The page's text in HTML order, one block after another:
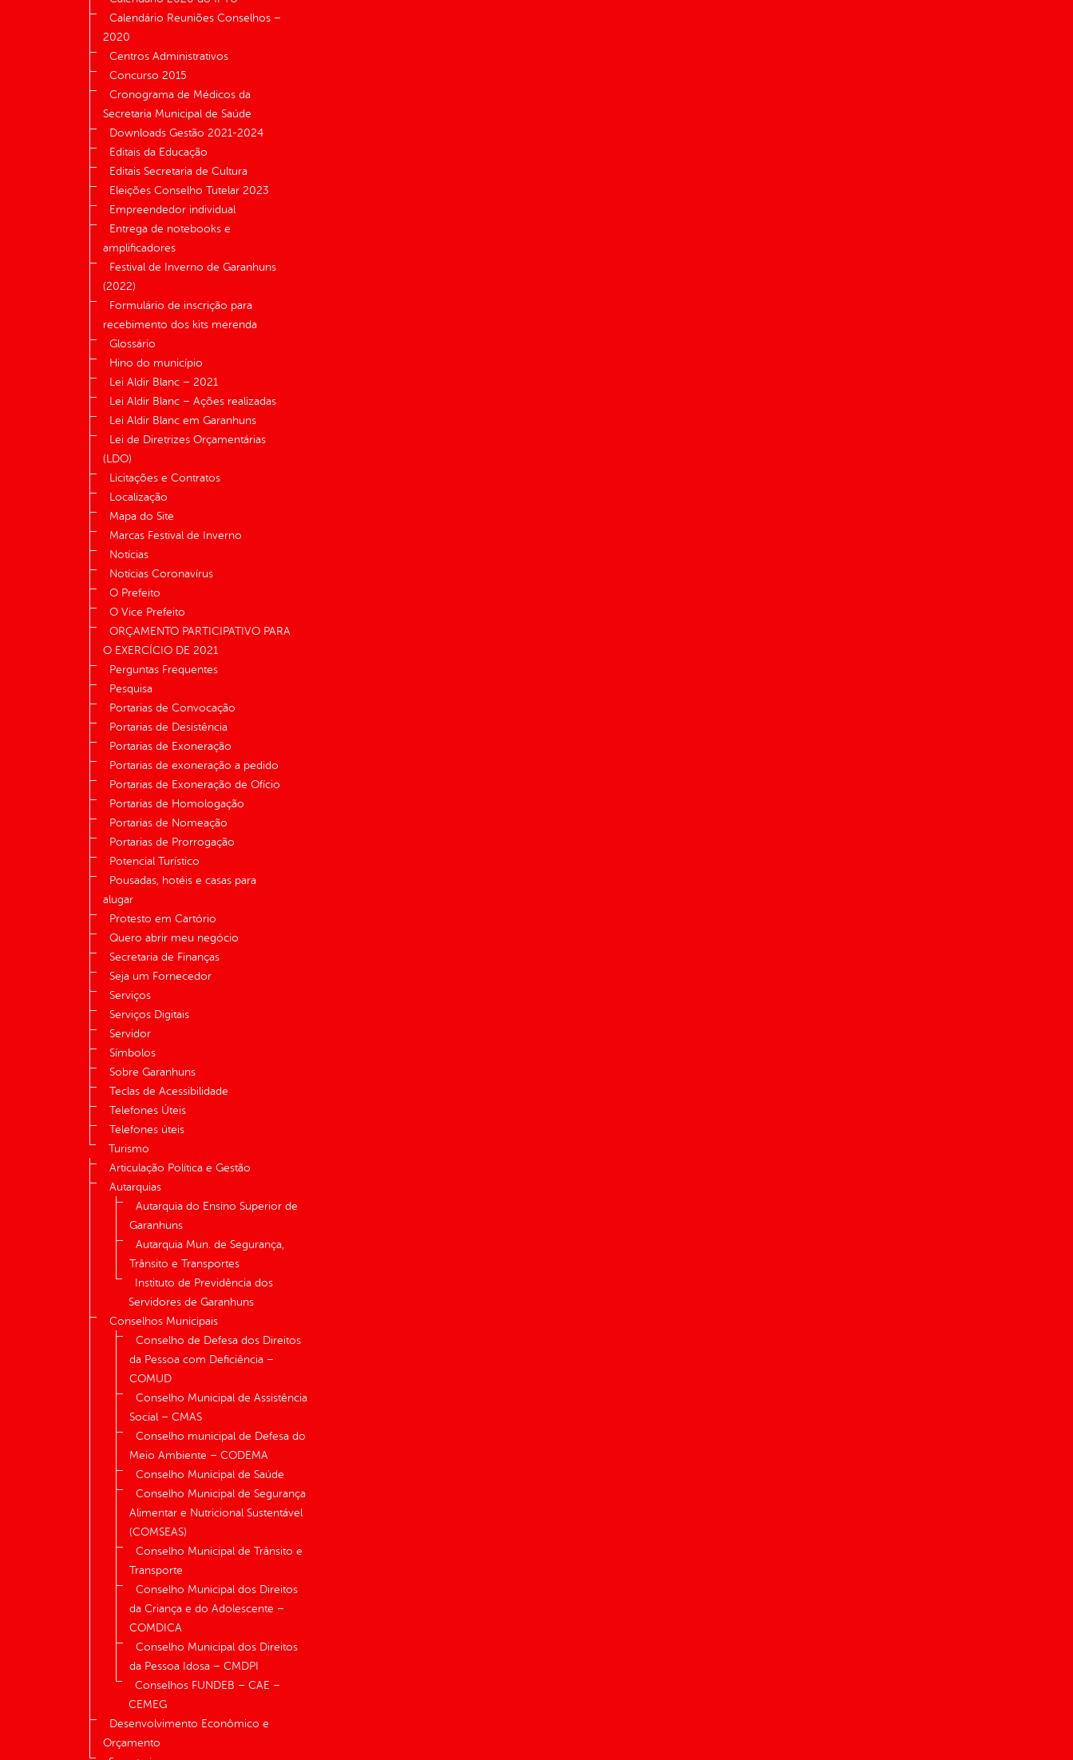
Calendário Reuniões Conselhos –
2020
Centros Administrativos
Concurso 2015
Cronograma de Médicos da
Secretaria Municipal de Saúde
Downloads Gestão 2021-2024
Editais da Educação
Editais Secretaria de Cultura
Eleições Conselho Tutelar 2023
Empreendedor individual
Entrega de notebooks e
amplificadores
Festival de Inverno de Garanhuns
(2022)
Formulário de inscrição para
recebimento dos kits merenda
Glossário
Hino do município
Lei Aldir Blanc – 2021
Lei Aldir Blanc – Ações realizadas
Lei Aldir Blanc em Garanhuns
Lei de Diretrizes Orçamentárias
(LDO)
Licitações e Contratos
Localização
Mapa do Site
Marcas Festival de Inverno
Notícias
Notícias Coronavírus
O Prefeito
O Vice Prefeito
ORÇAMENTO PARTICIPATIVO PARA
O EXERCÍCIO DE 2021
Perguntas Frequentes
Pesquisa
Portarias de Convocação
Portarias de Desistência
Portarias de Exoneração
Portarias de exoneração a pedido
Portarias de Exoneração de Ofício
Portarias de Homologação
Portarias de Nomeação
Portarias de Prorrogação
Potencial Turístico
Pousadas, hotéis e casas para
alugar
Protesto em Cartório
Quero abrir meu negócio
Secretaria de Finanças
Seja um Fornecedor
Serviços
Serviços Digitais
Servidor
Símbolos
Sobre Garanhuns
Teclas de Acessibilidade
Telefones Úteis
Telefones úteis
Turismo
Articulação Política e Gestão
Autarquias
Autarquia do Ensino Superior de
Garanhuns
Autarquia Mun. de Segurança,
Trânsito e Transportes
Instituto de Previdência dos
Servidores de Garanhuns
Conselhos Municipais
Conselho de Defesa dos Direitos
da Pessoa com Deficiência –
COMUD
Conselho Municipal de Assistência
Social – CMAS
Conselho municipal de Defesa do
Meio Ambiente – CODEMA
Conselho Municipal de Saúde
Conselho Municipal de Segurança
Alimentar e Nutricional Sustentável
(COMSEAS)
Conselho Municipal de Trânsito e
Transporte
Conselho Municipal dos Direitos
da Criança e do Adolescente –
COMDICA
Conselho Municipal dos Direitos
da Pessoa Idosa – CMDPI
Conselhos FUNDEB – CAE –
CEMEG
Desenvolvimento Econômico e
Orçamento